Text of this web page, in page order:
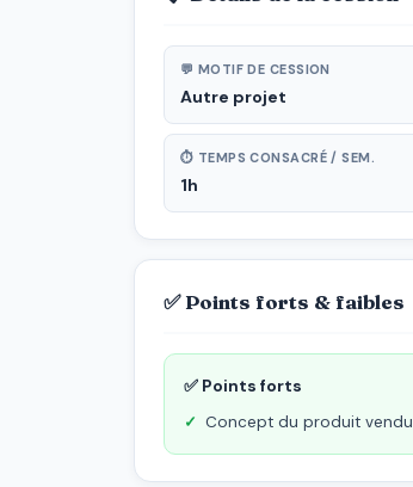
💬 MOTIF DE CESSION
Autre projet
⏱ TEMPS CONSACRÉ / SEM.
1h
✅ Points forts & faibles
✅ Points forts
Concept du produit vendu